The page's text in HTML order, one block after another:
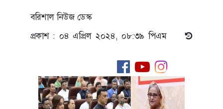
বরিশাল নিউজ ডেস্ক
প্রকাশ : ০৪ এপ্রিল ২০২৪, ০৮:৩৯ পিএম